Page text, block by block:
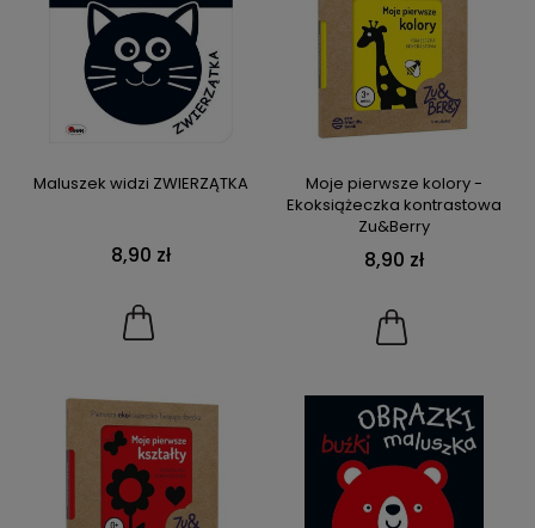
Maluszek widzi ZWIERZĄTKA
8,90 zł
Moje pierwsze kolory -
Ekoksiążeczka kontrastowa
Zu&Berry
8,90 zł